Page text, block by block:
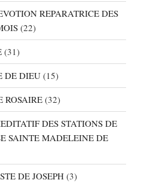
REPARATRICE DES
(22)
(31)
DE DIEU (15)
ROSAIRE (32)
DES STATIONS DE
SAINTE MADELEINE DE
DE JOSEPH (3)